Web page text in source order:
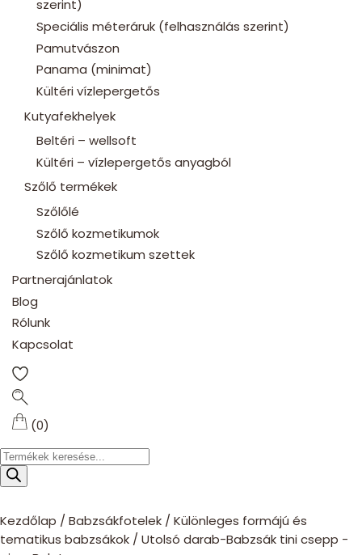
szerint)
Speciális méteráruk (felhasználás szerint)
Pamutvászon
Panama (minimat)
Kültéri vízlepergetős
Kutyafekhelyek
Beltéri – wellsoft
Kültéri – vízlepergetős anyagból
Szőlő termékek
Szőlőlé
Szőlő kozmetikumok
Szőlő kozmetikum szettek
Partnerajánlatok
Blog
Rólunk
Kapcsolat
(0)
Products
search
Kezdőlap /Babzsákfotelek /Különleges formájú és
tematikus babzsákok /Utolsó darab-Babzsák tini csepp -